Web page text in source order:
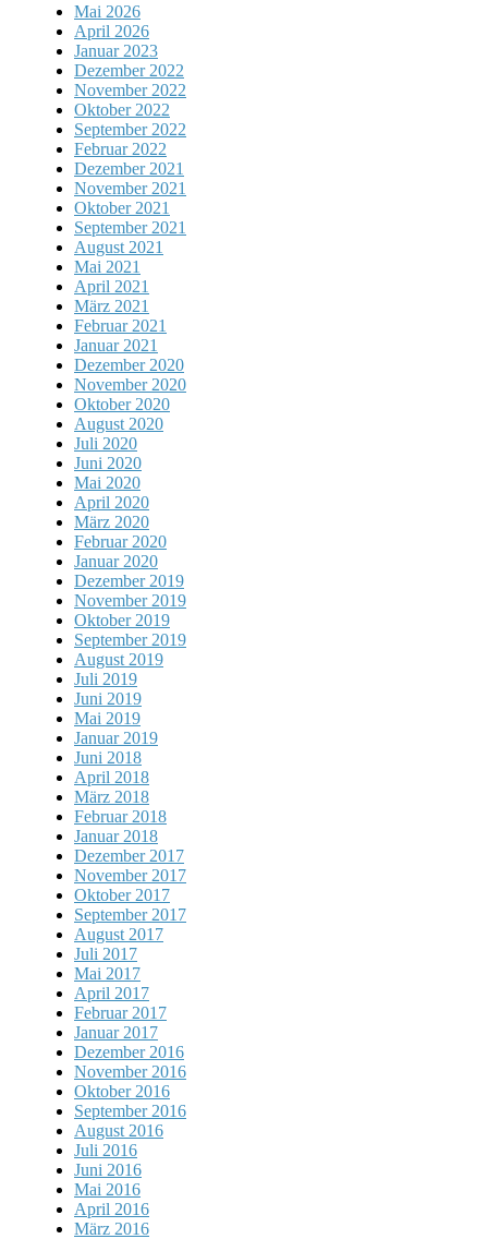
Mai 2026
April 2026
Januar 2023
Dezember 2022
November 2022
Oktober 2022
September 2022
Februar 2022
Dezember 2021
November 2021
Oktober 2021
September 2021
August 2021
Mai 2021
April 2021
März 2021
Februar 2021
Januar 2021
Dezember 2020
November 2020
Oktober 2020
August 2020
Juli 2020
Juni 2020
Mai 2020
April 2020
März 2020
Februar 2020
Januar 2020
Dezember 2019
November 2019
Oktober 2019
September 2019
August 2019
Juli 2019
Juni 2019
Mai 2019
Januar 2019
Juni 2018
April 2018
März 2018
Februar 2018
Januar 2018
Dezember 2017
November 2017
Oktober 2017
September 2017
August 2017
Juli 2017
Mai 2017
April 2017
Februar 2017
Januar 2017
Dezember 2016
November 2016
Oktober 2016
September 2016
August 2016
Juli 2016
Juni 2016
Mai 2016
April 2016
März 2016